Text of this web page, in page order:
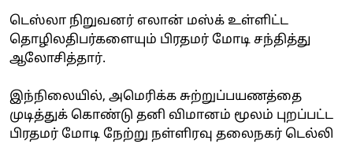
டெஸ்லா நிறுவனர் எலான் மஸ்க் உள்ளிட்ட
தொழிலதிபர்களையும் பிரதமர் மோடி சந்தித்து
ஆலோசித்தார்.
இந்நிலையில், அமெரிக்க சுற்றுப்பயணத்தை
முடித்துக் கொண்டு தனி விமானம் மூலம் புறப்பட்ட
பிரதமர் மோடி நேற்று நள்ளிரவு தலைநகர் டெல்லி